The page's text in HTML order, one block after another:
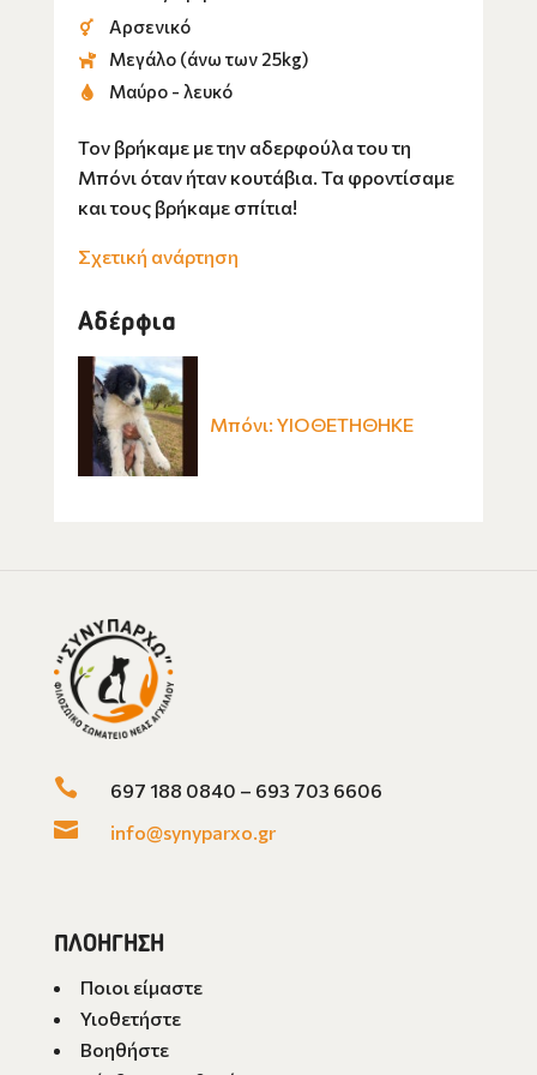
Αρσενικό
Μεγάλο (άνω των 25kg)
Μαύρο - λευκό
Τον βρήκαμε με την αδερφούλα του τη
Μπόνι όταν ήταν κουτάβια. Τα φροντίσαμε
και τους βρήκαμε σπίτια!
Σχετική ανάρτηση
Αδέρφια
Μπόνι: ΥΙΟΘΕΤΗΘΗΚΕ
 697 188 0840 – 693 703 6606
 info@synyparxo.gr
ΠΛΟΗΓΗΣΗ
Ποιοι είμαστε
Υιοθετήστε
Βοηθήστε